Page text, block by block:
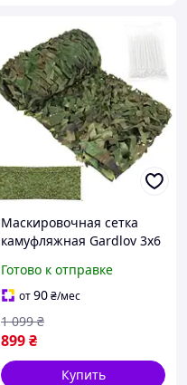
Маскировочная сетка
камуфляжная Gardlov 3x6
сетка для забора и
техники + 100 стяжек,
усиленная, водонепрон
Готово к отправке
от90₴/мес
899₴
1 099 ₴
Купить